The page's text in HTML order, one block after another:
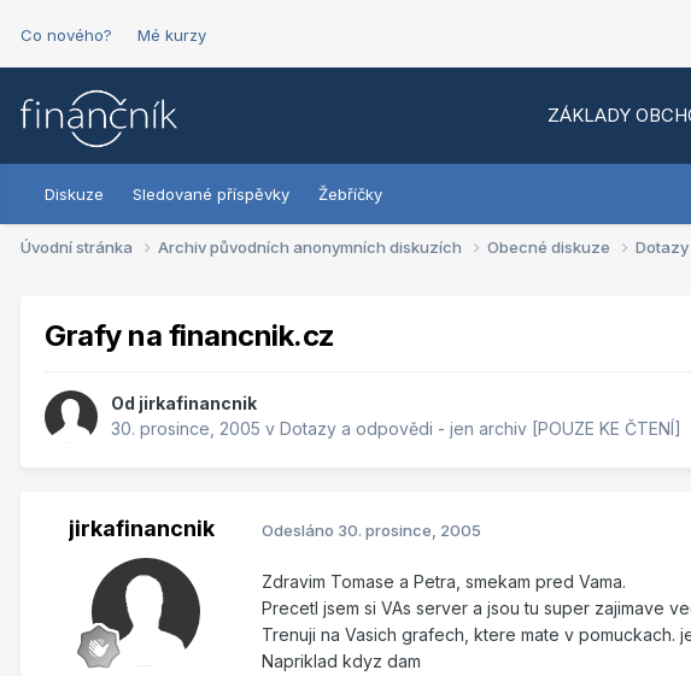
Co nového? Mé kurzy
ZÁKLADY
Diskuze Sledované příspěvky Žebříčky
Úvodní stránka Archiv původních anonymních diskuzích Obecné diskuze Dotazy
Grafy na financnik.cz
Od jirkafinancnik
30. prosince, 2005 v Dotazy a odpovědi - jen archiv [POUZE KE ČTENÍ]
jirkafinancnik Odesláno 30. prosince, 2005
Zdravim Tomase a Petra, smekam pred Vama.
Precetl jsem si VAs server a jsou tu super zajimave
Trenuji na Vasich grafech, ktere mate v pomuckach.
Napriklad kdyz dam